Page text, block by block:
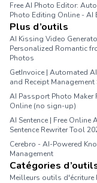
Free AI Photo Editor:
Photo Editing Online - AI
Plus d’outils
AI Kissing Video
Personalized Romantic
Photos
GetInvoice | Automated
and Receipt
AI Passport Photo Maker
Online (no sign-up)
AI Sentence | Free Online
Sentence Rewriter Tool
Cerebro - AI-Powered
Management
Catégories
Meilleurs outils d'écriture